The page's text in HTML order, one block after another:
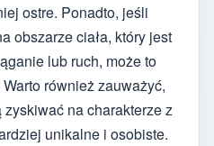
ostre. Ponadto, jeśli
obszarze ciała, który jest
lub ruch, może to
również zauważyć,
na charakterze z
unikalne i osobiste.